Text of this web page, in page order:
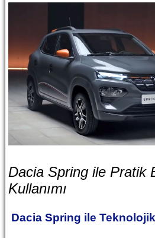
Dacia Spring ile Pratik
Kullanımı
Dacia Spring ile